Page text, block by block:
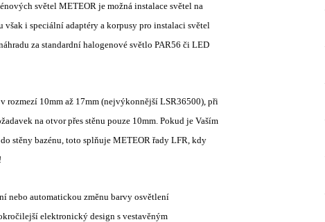
světel METEOR je možná instalace světel na
i speciální adaptéry a korpusy pro instalaci světel
za standardní halogenové světlo PAR56 či LED
rozmezí 10mm až 17mm (nejvýkonnější LSR36500), při
na otvor přes stěnu pouze 10mm. Pokud je Vaším
stěny bazénu, toto splňuje METEOR řady LFR, kdy
nebo automatickou změnu barvy osvětlení
elektronický design s vestavěným